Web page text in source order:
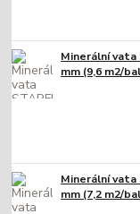
Minerální vata
mm (9,6 m2/
Minerální vata
mm (7,2 m2/